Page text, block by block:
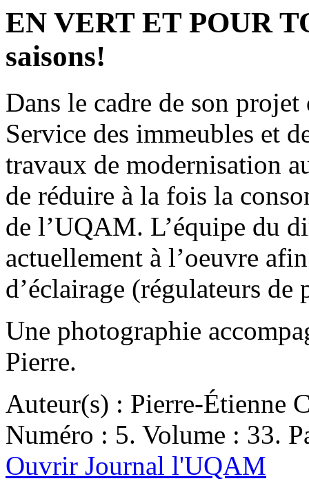
EN VERT ET POUR
saisons!
Dans le cadre de son
Service des immeubles et
travaux de modernisation
de réduire à la fois la
de l’UQAM. L’équipe du
actuellement à l’oeuvre
d’éclairage (régulateurs
Une photographie
Pierre.
Auteur(s) : Pierre-Étienne
Numéro : 5. Volume : 33.
Ouvrir Journal l'UQAM